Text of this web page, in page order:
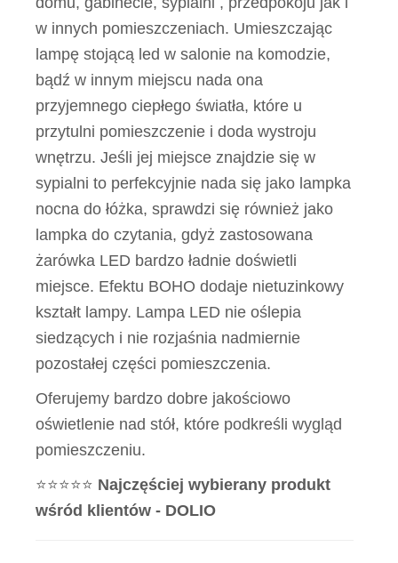
w innych pomieszczeniach. Umieszczając
lampę stojącą led w salonie na komodzie,
bądź w innym miejscu nada ona
przyjemnego ciepłego światła, które u
przytulni pomieszczenie i doda wystroju
wnętrzu. Jeśli jej miejsce znajdzie się w
sypialni to perfekcyjnie nada się jako lampka
nocna do łóżka, sprawdzi się również jako
lampka do czytania, gdyż zastosowana
żarówka LED bardzo ładnie doświetli
miejsce. Efektu BOHO dodaje nietuzinkowy
kształt lampy. Lampa LED nie oślepia
siedzących i nie rozjaśnia nadmiernie
pozostałej części pomieszczenia.
Oferujemy bardzo dobre jakościowo
oświetlenie nad stół, które podkreśli wygląd
pomieszczeniu.
⭐⭐⭐⭐⭐ Najczęściej wybierany produkt
wśród klientów - DOLIO